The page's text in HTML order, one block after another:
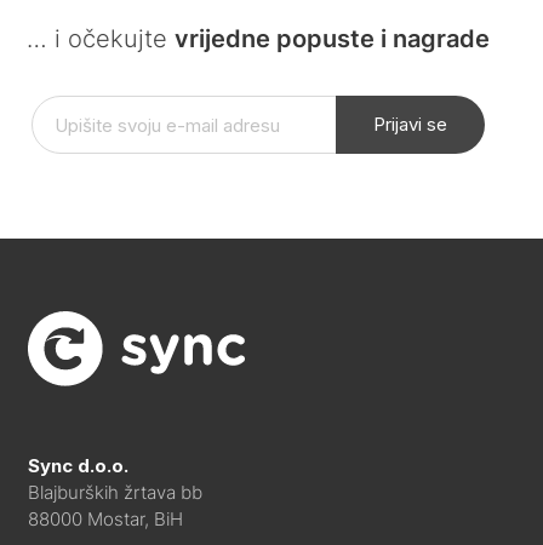
… i očekujte vrijedne popuste i nagrade
Prijavi se
Sync d.o.o.
Blajburških žrtava bb
88000 Mostar, BiH